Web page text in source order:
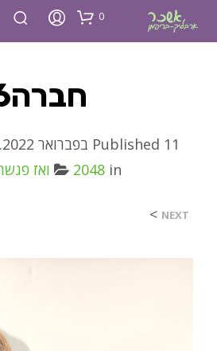
0
חברה6
Published 11 בפברואר 2022 . Size:
2048in ואז
NEXT
>